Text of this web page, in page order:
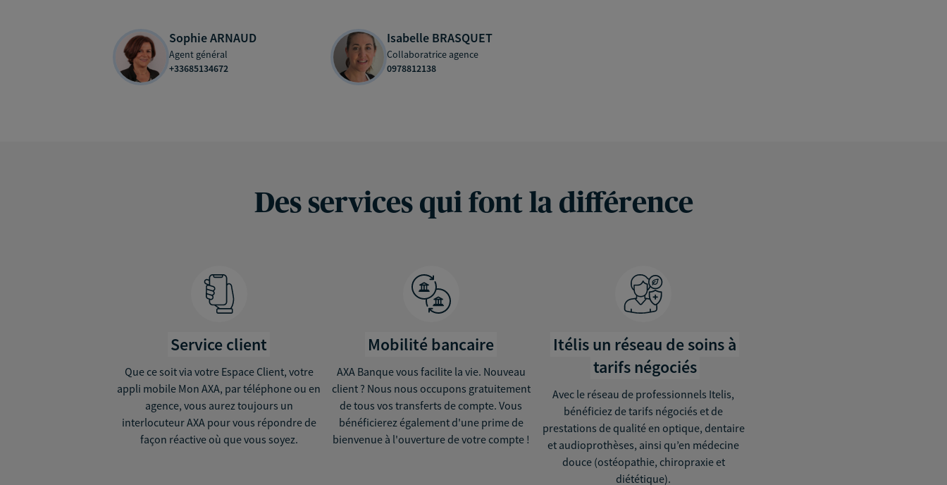
Sophie ARNAUD
Agent général
+33685134672
Isabelle BRASQUET
Collaboratrice agence
0978812138
Des services qui font la différence
Service client
Que ce soit via votre Espace Client, votre
appli mobile Mon AXA, par téléphone ou en
agence, vous aurez toujours un
interlocuteur AXA pour vous répondre de
façon réactive où que vous soyez.
Mobilité bancaire
AXA Banque vous facilite la vie. Nouveau
client ? Nous nous occupons gratuitement
de tous vos transferts de compte. Vous
bénéficierez également d'une prime de
bienvenue à l'ouverture de votre compte !
Itélis un réseau de soins à
tarifs négociés
Avec le réseau de professionnels Itelis,
bénéficiez de tarifs négociés et de
prestations de qualité en optique, dentaire
et audioprothèses, ainsi qu’en médecine
douce (ostéopathie, chiropraxie et
diététique).